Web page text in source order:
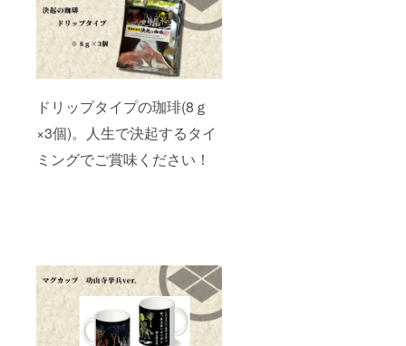
ドリップタイプの珈琲(8ｇ
×3個)。人生で決起するタイ
ミングでご賞味ください！